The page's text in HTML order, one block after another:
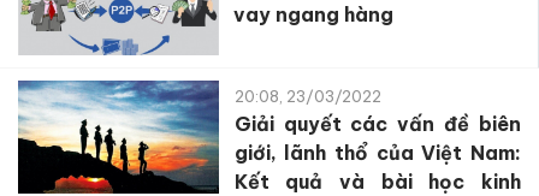
vay ngang hàng
20:08, 23/03/2022
Giải quyết các vấn đề biên
giới, lãnh thổ của Việt Nam:
Kết quả và bài học kinh